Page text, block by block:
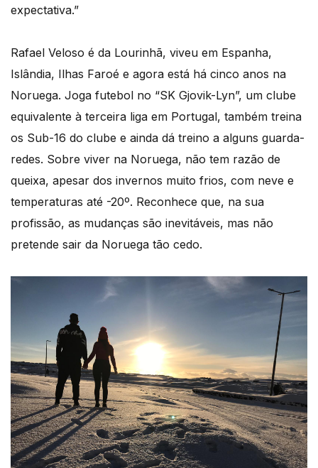
expectativa.”
Rafael Veloso é da Lourinhã, viveu em Espanha,
Islândia, Ilhas Faroé e agora está há cinco anos na
Noruega. Joga futebol no “SK Gjovik-Lyn”, um clube
equivalente à terceira liga em Portugal, também treina
os Sub-16 do clube e ainda dá treino a alguns guarda-
redes. Sobre viver na Noruega, não tem razão de
queixa, apesar dos invernos muito frios, com neve e
temperaturas até -20º. Reconhece que, na sua
profissão, as mudanças são inevitáveis, mas não
pretende sair da Noruega tão cedo.